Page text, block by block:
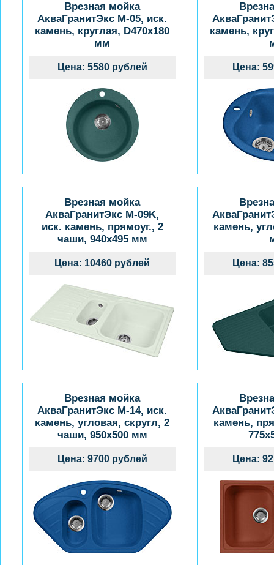
Врезная мойка
АкваГранитЭкс M-05, иск.
камень, круглая, D470x180
мм
Цена: 5580 рублей
камень,
Цена:
Врезная мойка
АкваГранитЭкс M-09K,
иск. камень, прямоуг., 2
чаши, 940x495 мм
Цена: 10460 рублей
камень,
Цена:
Врезная мойка
АкваГранитЭкс M-14, иск.
камень, угловая, скругл, 2
чаши, 950x500 мм
Цена: 9700 рублей
камень,
Цена: